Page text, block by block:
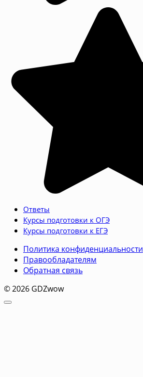
Ответы
Курсы подготовки к ОГЭ
Курсы подготовки к ЕГЭ
Политика конфиденциальности
Правообладателям
Обратная связь
© 2026 GDZwow